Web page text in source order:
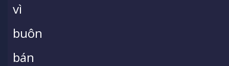
vì
buôn
bán